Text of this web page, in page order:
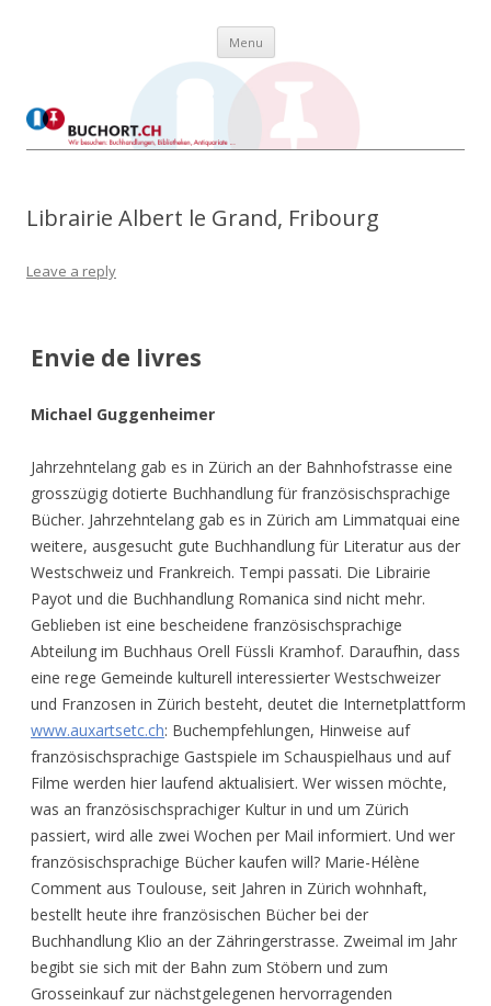
Wir besuchen: Buchhandlungen, Bibliotheken, Antiquariate …
Menu Skip to content
Librairie Albert le Grand, Fribourg
Leave a reply
Envie de livres
Michael Guggenheimer
Jahrzehntelang gab es in Zürich an der Bahnhofstrasse eine
grosszügig dotierte Buchhandlung für französischsprachige
Bücher. Jahrzehntelang gab es in Zürich am Limmatquai eine
weitere, ausgesucht gute Buchhandlung für Literatur aus der
Westschweiz und Frankreich. Tempi passati. Die Librairie
Payot und die Buchhandlung Romanica sind nicht mehr.
Geblieben ist eine bescheidene französischsprachige
Abteilung im Buchhaus Orell Füssli Kramhof. Daraufhin, dass
eine rege Gemeinde kulturell interessierter Westschweizer
und Franzosen in Zürich besteht, deutet die Internetplattform
www.auxartsetc.ch: Buchempfehlungen, Hinweise auf
französischsprachige Gastspiele im Schauspielhaus und auf
Filme werden hier laufend aktualisiert. Wer wissen möchte,
was an französischsprachiger Kultur in und um Zürich
passiert, wird alle zwei Wochen per Mail informiert. Und wer
französischsprachige Bücher kaufen will? Marie-Hélène
Comment aus Toulouse, seit Jahren in Zürich wohnhaft,
bestellt heute ihre französischen Bücher bei der
Buchhandlung Klio an der Zähringerstrasse. Zweimal im Jahr
begibt sie sich mit der Bahn zum Stöbern und zum
Grosseinkauf zur nächstgelegenen hervorragenden